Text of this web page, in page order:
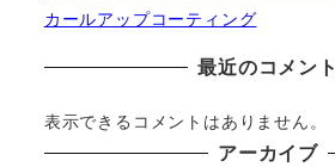
カールアップコーティング
最近のコメント
表示できるコメントはありません。
アーカイブ